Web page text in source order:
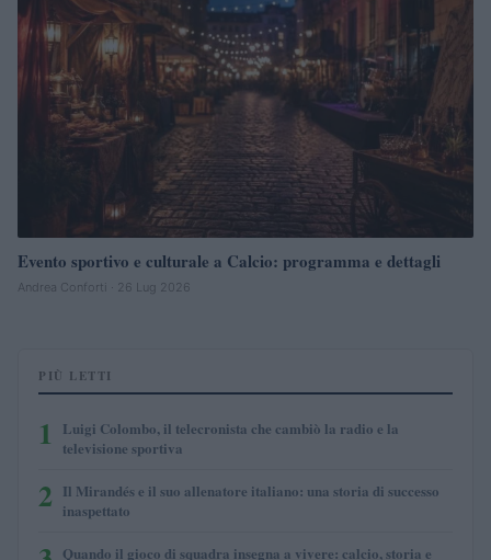
Evento sportivo e culturale a Calcio: programma e dettagli
Andrea Conforti · 26 Lug 2026
PIÙ LETTI
1
Luigi Colombo, il telecronista che cambiò la radio e la
televisione sportiva
2 Il Mirandés e il suo allenatore italiano: una storia di successo
inaspettato
Quando il gioco di squadra insegna a vivere: calcio, storia e